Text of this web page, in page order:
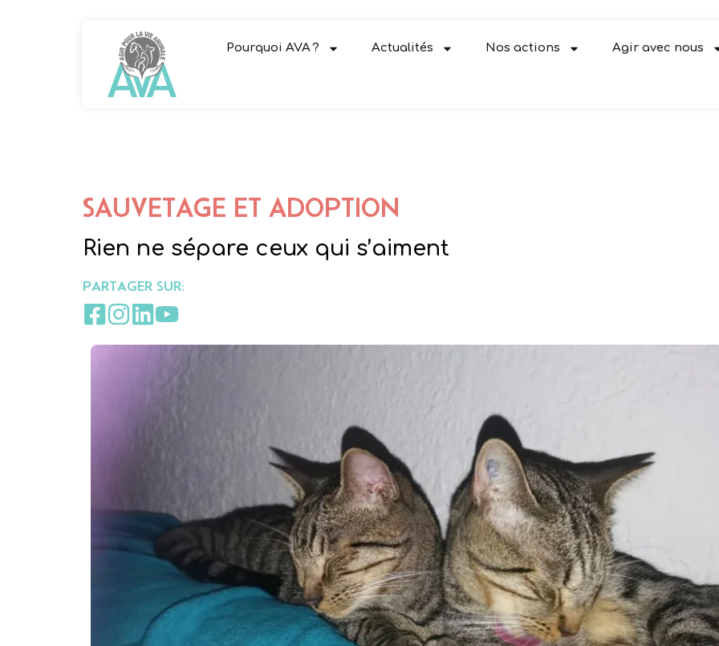
Pourquoi AVA ? Actualités Nos actions Agir avec nous
SAUVETAGE ET ADOPTION
Rien ne sépare ceux qui s’aiment
PARTAGER SUR: